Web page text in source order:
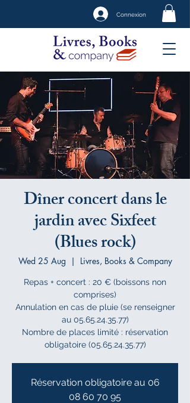
Connexion
Dîner concert dans le
jardin avec Sixfeet
(Blues rock)
Wed 25 Aug
  |
Livres, Books & Company
Repas + concert : 20 € (boissons non
comprises)
Annulation en cas de pluie (se renseigner
au 05.65.24.35.77)
Nombre de places limité : réservation
obligatoire (05.65.24.35.77)
Réservation obligatoire au 06
08 60 70 95